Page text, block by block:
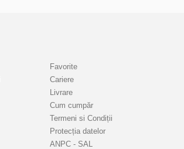
Favorite
Cariere
Livrare
Cum cumpăr
Termeni si Condiții
Protecția datelor
ANPC - SAL